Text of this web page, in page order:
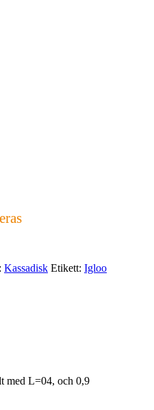
Kassadisk Etikett: Igloo
med L=04, och 0,9